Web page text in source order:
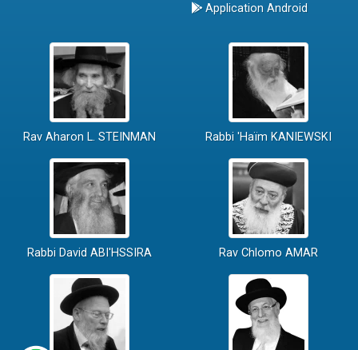
Application Android
Rav Aharon L. STEINMAN Rabbi 'Haïm KANIEWSKI
Rabbi David ABI'HSSIRA Rav Chlomo AMAR